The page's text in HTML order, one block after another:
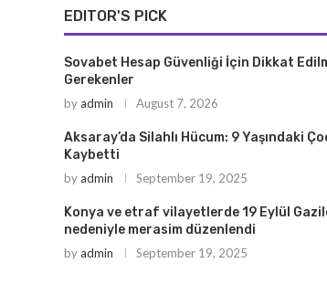
EDITOR'S PICK
Sovabet Hesap Güvenliği İçin Dikkat
Gerekenler
byadmin August 7, 2026
Aksaray’da Silahlı Hücum: 9 Yaşındaki
Kaybetti
byadmin September 19, 2025
Konya ve etraf vilayetlerde 19 Eylül
nedeniyle merasim düzenlendi
byadmin September 19, 2025